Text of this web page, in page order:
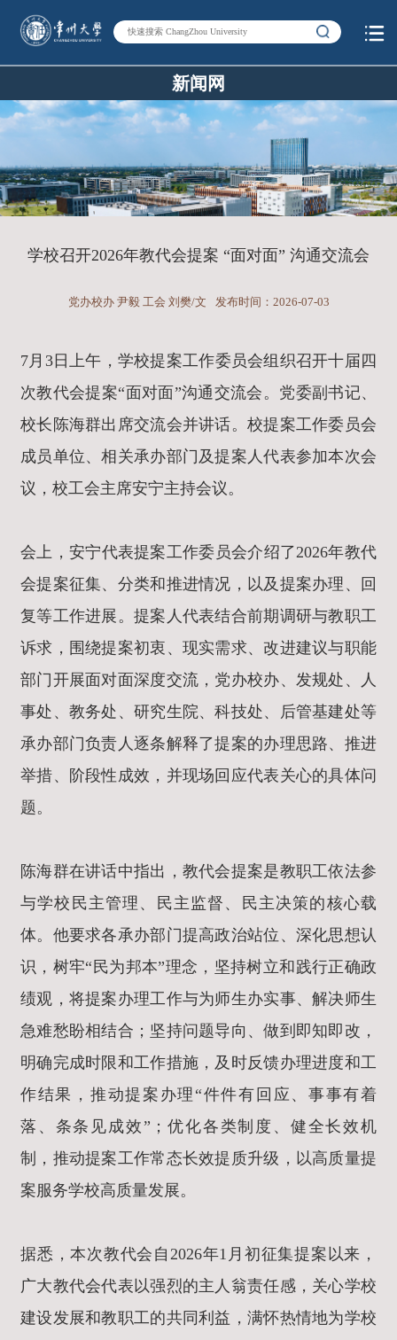
新闻网
学校召开2026年教代会提案 “面对面” 沟通交流会
党办校办 尹毅 工会 刘樊/文 发布时间：2026-07-03
7月3日上午，学校提案工作委员会组织召开十届四
次教代会提案“面对面”沟通交流会。党委副书记、
校长陈海群出席交流会并讲话。校提案工作委员会
成员单位、相关承办部门及提案人代表参加本次会
议，校工会主席安宁主持会议。
会上，安宁代表提案工作委员会介绍了2026年教代
会提案征集、分类和推进情况，以及提案办理、回
复等工作进展。提案人代表结合前期调研与教职工
诉求，围绕提案初衷、现实需求、改进建议与职能
部门开展面对面深度交流，党办校办、发规处、人
事处、教务处、研究生院、科技处、后管基建处等
承办部门负责人逐条解释了提案的办理思路、推进
举措、阶段性成效，并现场回应代表关心的具体问
题。
陈海群在讲话中指出，教代会提案是教职工依法参
与学校民主管理、民主监督、民主决策的核心载
体。他要求各承办部门提高政治站位、深化思想认
识，树牢“民为邦本”理念，坚持树立和践行正确政
绩观，将提案办理工作与为师生办实事、解决师生
急难愁盼相结合；坚持问题导向、做到即知即改，
明确完成时限和工作措施，及时反馈办理进度和工
作结果，推动提案办理“件件有回应、事事有着
落、条条见成效”；优化各类制度、健全长效机
制，推动提案工作常态长效提质升级，以高质量提
案服务学校高质量发展。
据悉，本次教代会自2026年1月初征集提案以来，
广大教代会代表以强烈的主人翁责任感，关心学校
建设发展和教职工的共同利益，满怀热情地为学校